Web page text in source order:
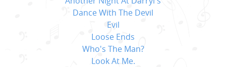
Dance With The Devil
Evil
Loose Ends
Who's The Man?
Look At Me.